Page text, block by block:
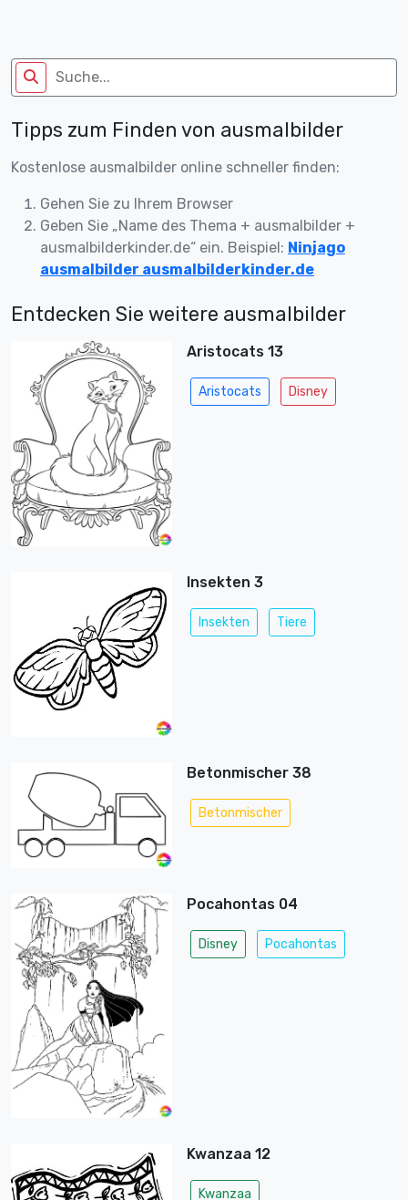
Tipps zum Finden von ausmalbilder
Kostenlose ausmalbilder online schneller finden:
Gehen Sie zu Ihrem Browser
Geben Sie „Name des Thema + ausmalbilder +
ausmalbilderkinder.de“ ein. Beispiel: Ninjago
ausmalbilder ausmalbilderkinder.de
Entdecken Sie weitere ausmalbilder
Aristocats 13
Aristocats Disney
Insekten 3
Insekten Tiere
Betonmischer 38
Betonmischer
Pocahontas 04
Disney Pocahontas
Kwanzaa 12
Kwanzaa